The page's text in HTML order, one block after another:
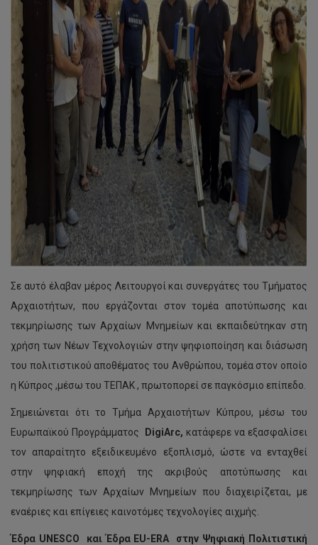
Σε αυτό έλαβαν μέρος Λειτουργοί και συνεργάτες του Τμήματος
Αρχαιοτήτων, που εργάζονται στον τομέα αποτύπωσης και
τεκμηρίωσης των Αρχαίων Μνημείων και εκπαιδεύτηκαν στη
χρήση των Νέων Τεχνολογιών στην ψηφιοποίηση και διάσωση
του πολιτιστικού αποθέματος του Ανθρώπου, τομέα στον οποίο
η Κύπρος ,μέσω του ΤΕΠΑΚ , πρωτοπορεί σε παγκόσμιο επίπεδο.
Σημειώνεται ότι το Τμήμα Αρχαιοτήτων Κύπρου, μέσω του
Ευρωπαϊκού Προγράμματος
DigiArc, κατάφερε να εξασφαλίσει
τον απαραίτητο εξειδικευμένο εξοπλισμό, ώστε να ενταχθεί
στην ψηφιακή εποχή της ακριβούς αποτύπωσης και
τεκμηρίωσης των Αρχαίων Μνημείων που διαχειρίζεται, με
εναέριες και επίγειες καινοτόμες τεχνολογίες αιχμής.
Έδρα UNESCO και Έδρα EU- ERA
στην Ψηφιακή Πολιτιστική